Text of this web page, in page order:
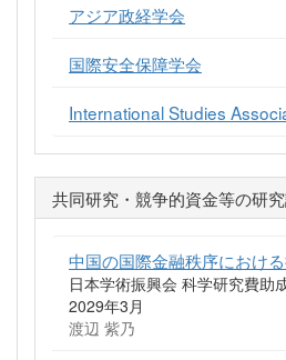
アジア政経学会
国際安全保障学会
International Studies
共同研究・競争的資金等の研
中国の国際金融秩序におけ
日本学術振興会 科学研究費助
2029年3月
渡辺 紫乃